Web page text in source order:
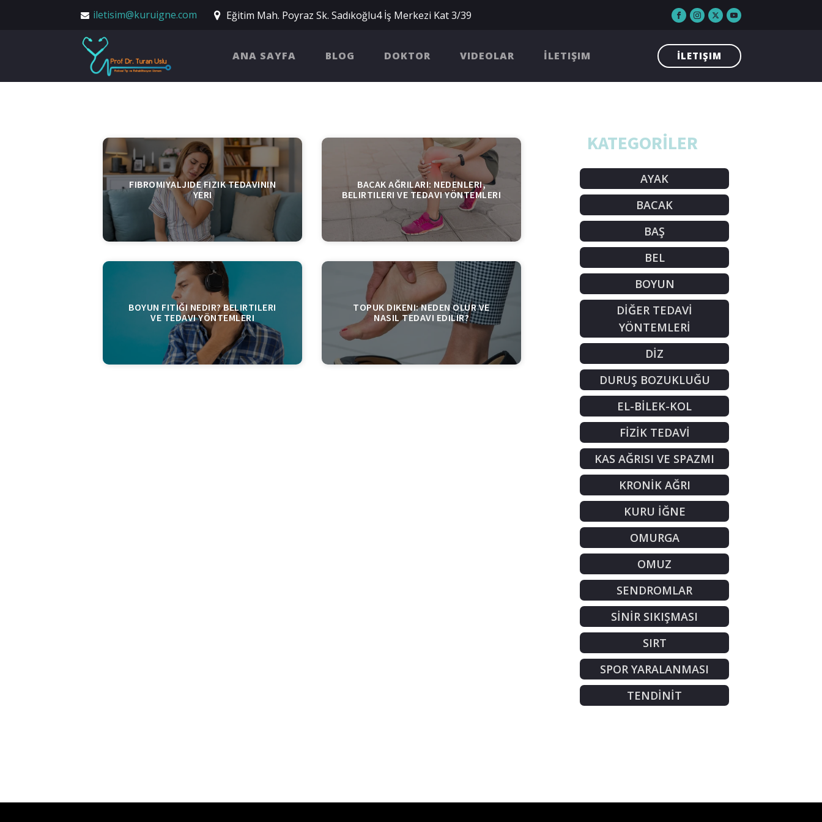
iletisim@kuruigne.com Eğitim Mah. Poyraz Sk. Sadıkoğlu4 İş Merkezi Kat 3/39
ANA SAYFA BLOG DOKTOR VIDEOLAR İLETIŞIM İLETIŞIM
FIBROMIYALJIDE FIZIK TEDAVININ
YERI
BACAK AĞRILARI: NEDENLERI,
BELIRTILERI VE TEDAVI YÖNTEMLERI
BOYUN FITIĞI NEDIR? BELIRTILERI
VE TEDAVI YÖNTEMLERI
TOPUK DIKENI: NEDEN OLUR VE
NASIL TEDAVI EDILIR?
KATEGORİLER
AYAK
BACAK
BAŞ
BEL
BOYUN
DİĞER TEDAVİ
YÖNTEMLERİ
DİZ
DURUŞ BOZUKLUĞU
EL-BİLEK-KOL
FİZİK TEDAVİ
KAS AĞRISI VE SPAZMI
KRONİK AĞRI
KURU İĞNE
OMURGA
OMUZ
SENDROMLAR
SİNİR SIKIŞMASI
SIRT
SPOR YARALANMASI
TENDİNİT